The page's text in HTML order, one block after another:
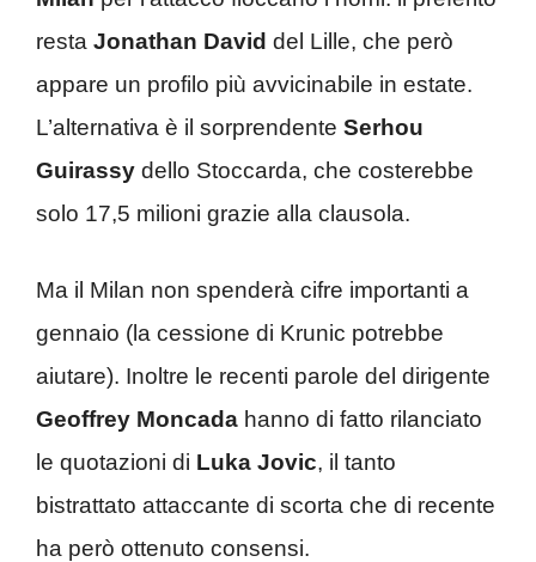
resta Jonathan David del Lille, che però
appare un profilo più avvicinabile in estate.
L’alternativa è il sorprendente Serhou
Guirassy dello Stoccarda, che costerebbe
solo 17,5 milioni grazie alla clausola.
Ma il Milan non spenderà cifre importanti a
gennaio (la cessione di Krunic potrebbe
aiutare). Inoltre le recenti parole del dirigente
Geoffrey Moncada hanno di fatto rilanciato
le quotazioni di Luka Jovic, il tanto
bistrattato attaccante di scorta che di recente
ha però ottenuto consensi.